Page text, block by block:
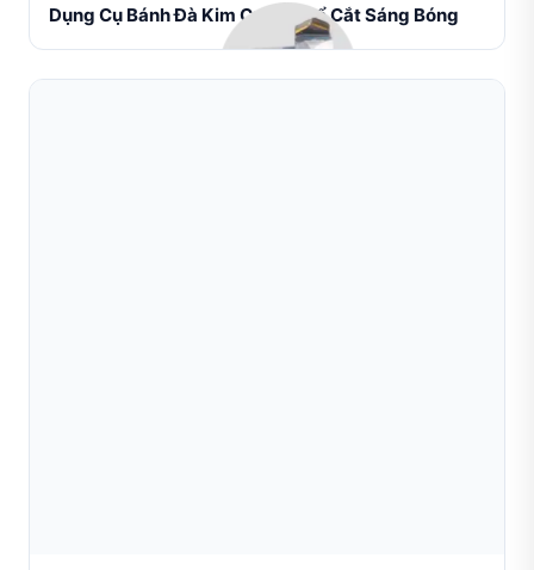
Dụng Cụ Bánh Đà Kim Cương Để Cắt Sáng Bóng